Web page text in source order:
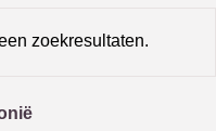
zoekresultaten.